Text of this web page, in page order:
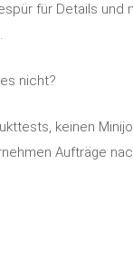
für Details
nicht?
keinen
Aufträge